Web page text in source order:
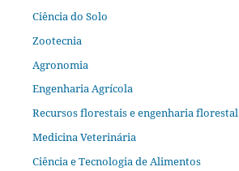
Ciência do Solo
Zootecnia
Agronomia
Engenharia Agrícola
Recursos florestais e engenharia florestal
Medicina Veterinária
Ciência e Tecnologia de Alimentos